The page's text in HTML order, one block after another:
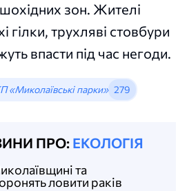
зон. Жителі
гілки, трухляві стовбури
впасти під час негоди.
«Миколаївські парки» 279
ПРО: ЕКОЛОГІЯ
та
ловити раків